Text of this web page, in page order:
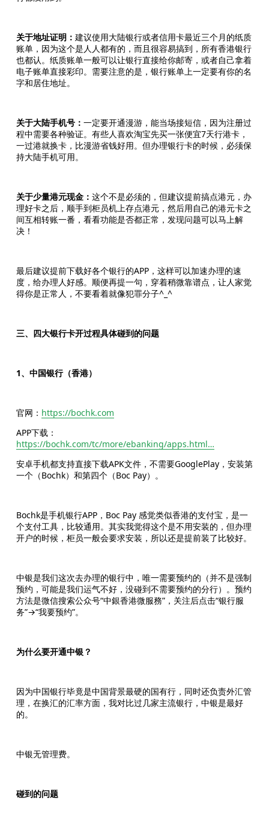
关于地址证明： 建议使用大陆银行或者信用卡最近三个月的纸质
账单，因为这个是人人都有的，而且很容易搞到，所有香港银行
也都认。纸质账单一般可以让银行直接给你邮寄，或者自己拿着
电子账单直接彩印。需要注意的是，银行账单上一定要有你的名
字和居住地址。
关于大陆手机号： 一定要开通漫游，能当场接短信，因为注册过
程中需要各种验证。有些人喜欢淘宝先买一张便宜7天行港卡，
一过港就换卡，比漫游省钱好用。但办理银行卡的时候，必须保
持大陆手机可用。
关于少量港元现金： 这个不是必须的，但建议提前搞点港元，办
理好卡之后，顺手到柜员机上存点港元，然后用自己的港元卡之
间互相转账一番，看看功能是否都正常，发现问题可以马上解
决！
最后建议提前下载好各个银行的APP，这样可以加速办理的速
度，给办理人好感。顺便再提一句，穿着稍微靠谱点，让人家觉
得你是正常人，不要看着就像犯罪分子^_^
三、四大银行卡开过程具体碰到的问题
1、中国银行（香港）
官网： https://bochk.com
APP下载：
https://bochk.com/tc/more/ebanking/apps.html…
安卓手机都支持直接下载APK文件，不需要GooglePlay，安装第
一个（Bochk）和第四个（Boc Pay）。
Bochk是手机银行APP，Boc Pay 感觉类似香港的支付宝，是一
个支付工具，比较通用。其实我觉得这个是不用安装的，但办理
开户的时候，柜员一般会要求安装，所以还是提前装了比较好。
中银是我们这次去办理的银行中，唯一需要预约的（并不是强制
预约，可能是我们运气不好，没碰到不需要预约的分行）。预约
方法是微信搜索公众号“中銀香港微服務”，关注后点击“银行服
务”→“我要预约”。
为什么要开通中银？
因为中国银行毕竟是中国背景最硬的国有行，同时还负责外汇管
理，在换汇的汇率方面，我对比过几家主流银行，中银是最好
的。
中银无管理费。
碰到的问题